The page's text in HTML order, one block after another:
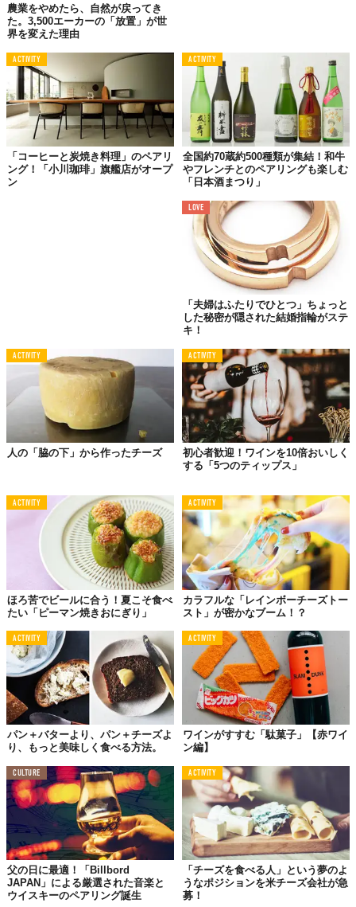
“口あたり”を覚えておく
ビールはすべて“炭酸”とくくってしまわずに、さまざまなビール
の「口あたりの違い」を学びましょう。まずは感覚が掴めるよ
う、基本的なガイドラインを共有。
〈ホワイトエール、ピルスナー〉
・スパークリングワインに似て泡が細かく、ピリピリする
・重たく、シロップのように感じられることがたまにある
これらの特徴が掴めてきたら、今度はもう少し深掘りしてみまし
ょう。例えばスタウトでも、ミルクスタウトはリッチでクリーミ
ー、昔ながらのアイリッシュ・ドライ・スタウトは、それに比べ
て案外ライトですよね。
一方でチーズは、脂肪と水分量によって変わるだけなので、わか
りやすいはず。一例ですが、クリーミーなブルーチーズは水分を
に炭酸が効いたサワーエールをペアリング。これはこれで面白
あとは、上の表の両端にあるチーズとビールを組み合わせてみる
と、また違った面白さに気づけるのです。クリーミーなブルーチ
ーズにリッチなスタウトを合わせれば、口中はまるで、アルコー
ルが効いたミルクシェイク。未体験のおいしさをどうぞ。
3.
コントラストペアリングは楽しい
引き立てペアリングは満足感が高い
味の強さと口あたりを学んだところで、今度はコントラストして
ペアリングするのか、味を引き立てるペアリングにするのかを選
んでいきましょう。
コントラストするペアリングは、特徴が異なる2つをあえて一緒に
味わうことで、調和性を見出す方法。
このカテゴリーで相性のいいペアリングができると、新たな味が
生まれるでしょう。チーズエキスパートやシスローン（つまりビ
ールのソムリエ）いわく、これこそが「聖杯」なんだそう。
例えばリッチで香ばしいブラックスタウトに、鮮やかでハーブが
農業をやめたら、自然が戻ってき
た。3,500エーカーの「放置」が世
界を変えた理由
ACTIVITY
「コーヒーと炭焼き料理」のペアリ
ング！「小川珈琲」旗艦店がオープ
ン
ACTIVITY
全国約70蔵約500種類が集結！和牛
やフレンチとのペアリングも楽しむ
「日本酒まつり」
LOVE
「夫婦はふたりでひとつ」ちょっと
した秘密が隠された結婚指輪がステ
キ！
ACTIVITY
人の「脇の下」から作ったチーズ
ACTIVITY
初心者歓迎！ワインを10倍おいしく
する「5つのティップス」
ACTIVITY
ほろ苦でビールに合う！夏こそ食べ
たい「ピーマン焼きおにぎり」
ACTIVITY
カラフルな「レインボーチーズトー
スト」が密かなブーム！？
ACTIVITY
パン＋バターより、パン＋チーズよ
り、もっと美味しく食べる方法。
ACTIVITY
ワインがすすむ「駄菓子」【赤ワイ
ン編】
CULTURE
父の日に最適！「Billbord
JAPAN」による厳選された音楽と
ウイスキーのペアリング誕生
ACTIVITY
「チーズを食べる人」という夢のよ
うなポジションを米チーズ会社が急
募！